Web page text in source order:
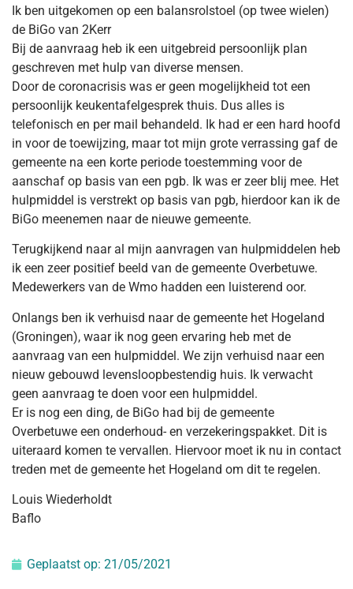
Ik ben uitgekomen op een balansrolstoel (op twee wielen)
de BiGo van 2Kerr
Bij de aanvraag heb ik een uitgebreid persoonlijk plan
geschreven met hulp van diverse mensen.
Door de coronacrisis was er geen mogelijkheid tot een
persoonlijk keukentafelgesprek thuis. Dus alles is
telefonisch en per mail behandeld. Ik had er een hard hoofd
in voor de toewijzing, maar tot mijn grote verrassing gaf de
gemeente na een korte periode toestemming voor de
aanschaf op basis van een pgb. Ik was er zeer blij mee. Het
hulpmiddel is verstrekt op basis van pgb, hierdoor kan ik de
BiGo meenemen naar de nieuwe gemeente.
Terugkijkend naar al mijn aanvragen van hulpmiddelen heb
ik een zeer positief beeld van de gemeente Overbetuwe.
Medewerkers van de Wmo hadden een luisterend oor.
Onlangs ben ik verhuisd naar de gemeente het Hogeland
(Groningen), waar ik nog geen ervaring heb met de
aanvraag van een hulpmiddel. We zijn verhuisd naar een
nieuw gebouwd levensloopbestendig huis. Ik verwacht
geen aanvraag te doen voor een hulpmiddel.
Er is nog een ding, de BiGo had bij de gemeente
Overbetuwe een onderhoud- en verzekeringspakket. Dit is
uiteraard komen te vervallen. Hiervoor moet ik nu in contact
treden met de gemeente het Hogeland om dit te regelen.
Louis Wiederholdt
Baflo
Geplaatst op: 21/05/2021